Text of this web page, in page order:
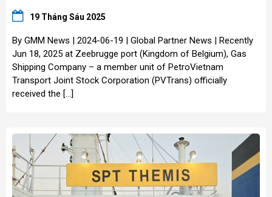
19 Tháng Sáu 2025
By GMM News | 2024-06-19 | Global Partner News | Recently
Jun 18, 2025 at Zeebrugge port (Kingdom of Belgium), Gas
Shipping Company – a member unit of PetroVietnam
Transport Joint Stock Corporation (PVTrans) officially
received the […]